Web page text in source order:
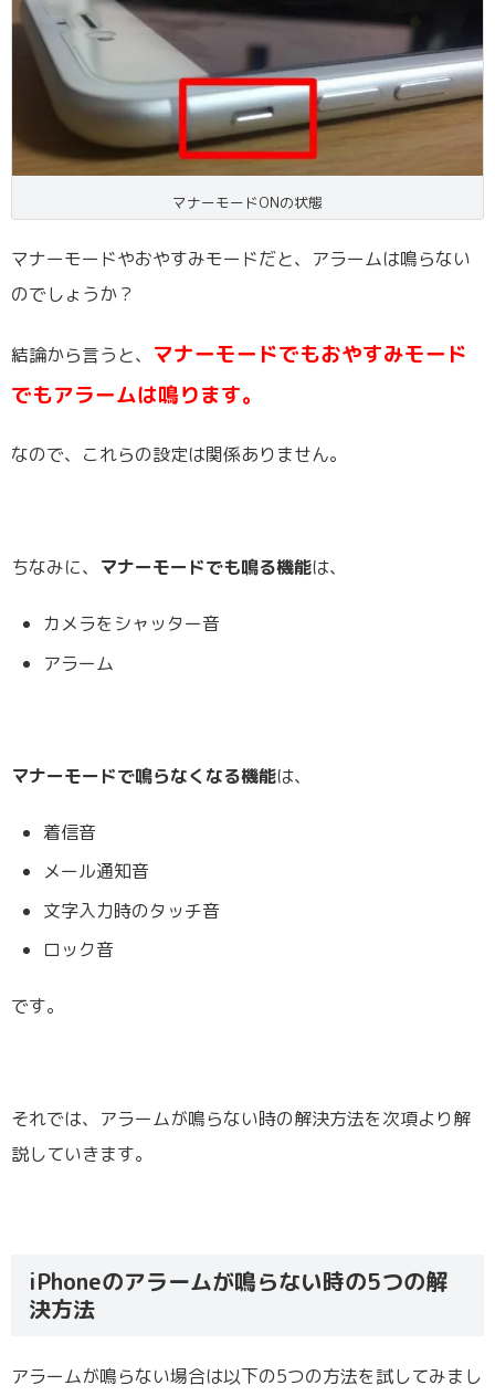
マナーモードONの状態
マナーモードやおやすみモードだと、アラームは鳴らない
のでしょうか？
結論から言うと、 マナーモードでもおやすみモード
でもアラームは鳴ります。
なので、これらの設定は関係ありません。
ちなみに、 マナーモードでも鳴る機能は、
カメラをシャッター音
アラーム
マナーモードで鳴らなくなる機能は、
着信音
メール通知音
文字入力時のタッチ音
ロック音
です。
それでは、アラームが鳴らない時の解決方法を次項より解
説していきます。
iPhoneのアラームが鳴らない時の5つの解
決方法
アラームが鳴らない場合は以下の5つの方法を試してみまし